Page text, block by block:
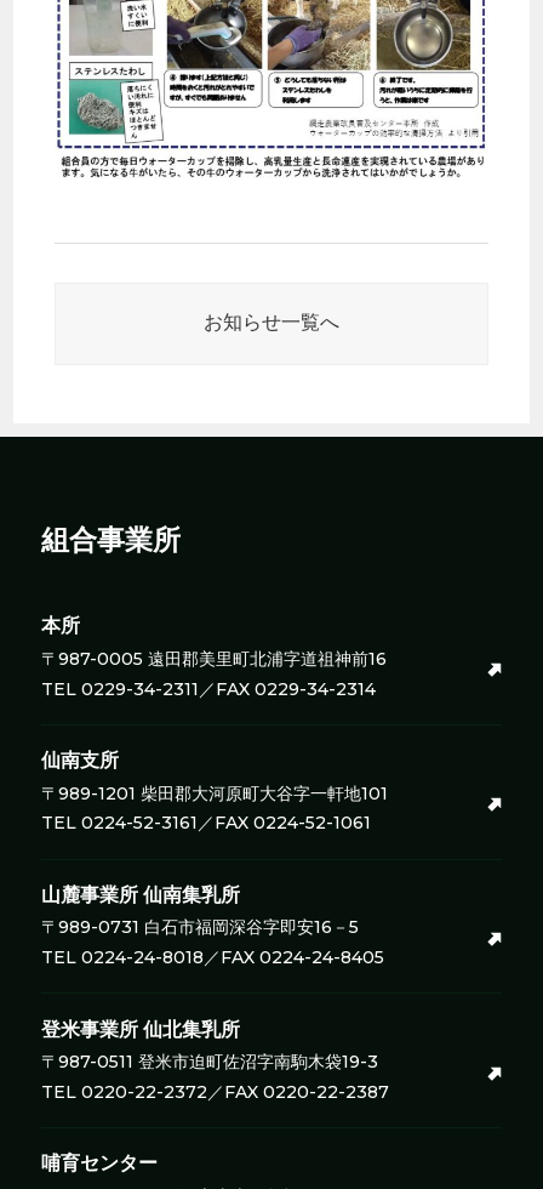
お知らせ一覧へ
組合事業所
本所
〒987-0005 遠田郡美里町北浦字道祖神前16
TEL 0229-34-2311／FAX 0229-34-2314
仙南支所
〒989-1201 柴田郡大河原町大谷字一軒地101
TEL 0224-52-3161／FAX 0224-52-1061
山麓事業所仙南集乳所
〒989-0731 白石市福岡深谷字即安16－5
TEL 0224-24-8018／FAX 0224-24-8405
登米事業所仙北集乳所
〒987-0511 登米市迫町佐沼字南駒木袋19-3
TEL 0220-22-2372／FAX 0220-22-2387
哺育センター